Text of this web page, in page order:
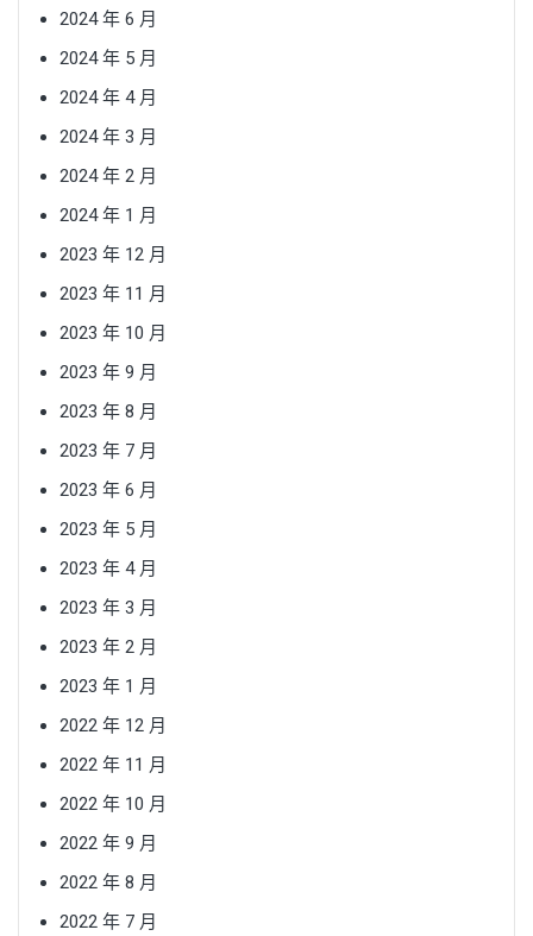
2024 年 6 月
2024 年 5 月
2024 年 4 月
2024 年 3 月
2024 年 2 月
2024 年 1 月
2023 年 12 月
2023 年 11 月
2023 年 10 月
2023 年 9 月
2023 年 8 月
2023 年 7 月
2023 年 6 月
2023 年 5 月
2023 年 4 月
2023 年 3 月
2023 年 2 月
2023 年 1 月
2022 年 12 月
2022 年 11 月
2022 年 10 月
2022 年 9 月
2022 年 8 月
2022 年 7 月